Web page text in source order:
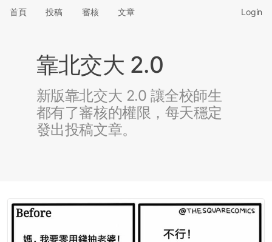
首頁 投稿 審核 文章 Login
靠北交大 2.0
新版靠北交大 2.0 讓全校師生
都有了審核的權限，每天穩定
發出投稿文章。